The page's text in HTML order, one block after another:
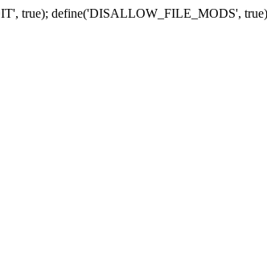
true); define('DISALLOW_FILE_MODS',